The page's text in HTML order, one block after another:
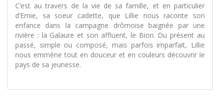
C’est au travers de la vie de sa famille, et en particulier
d’Emie, sa soeur cadette, que Lillie nous raconte son
enfance dans la campagne drômoise baignée par une
rivière : la Galaure et son affluent, le Bion. Du présent au
passé, simple ou composé, mais parfois imparfait, Lillie
nous emmène tout en douceur et en couleurs découvrir le
pays de sa jeunesse.